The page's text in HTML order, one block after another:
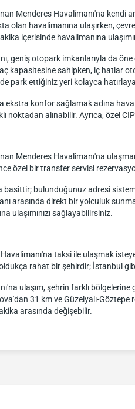
Menderes Havalimanı'na kendi
olan havalimanına ulaşırken,
içerisinde havalimanına
geniş otopark imkanlarıyla da
kapasitesine sahipken, iç hatlar
park ettiğiniz yeri kolayca
ekstra konfor sağlamak adına
noktadan alınabilir. Ayrıca, özel
Menderes Havalimanı'na
özel bir transfer servisi
basittir; bulunduğunuz adresi
arasında direkt bir yolculuk
ulaşımınızı sağlayabilirsiniz.
taksi ile ulaşmak
rahat bir şehirdir; İstanbul
ulaşım, şehrin farklı
31 km ve Güzelyalı-
arasında değişebilir.